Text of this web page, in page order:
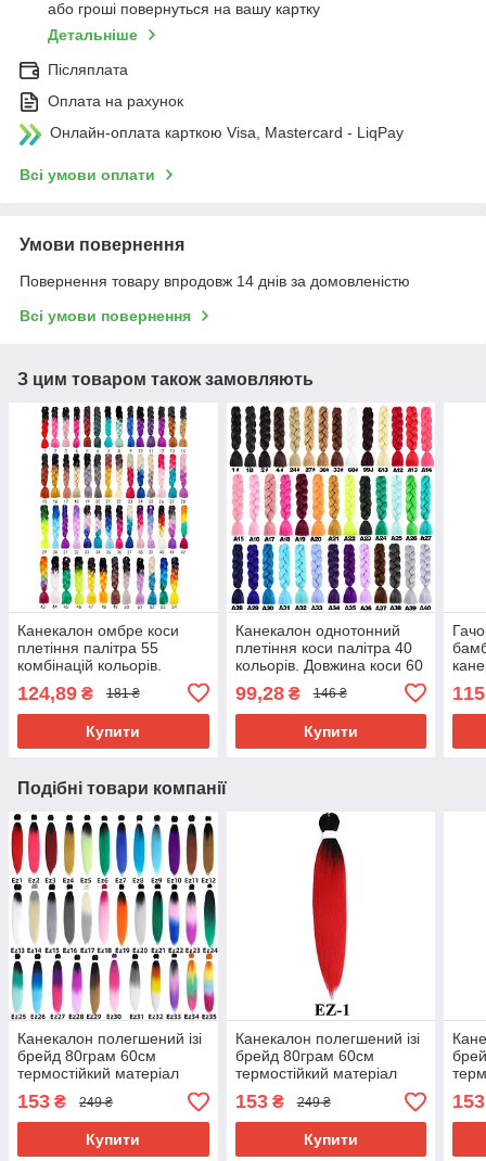
або гроші повернуться на вашу картку
Детальніше
Післяплата
Оплата на рахунок
Онлайн-оплата карткою Visa, Mastercard - LiqPay
Всі умови оплати
Умови повернення
Повернення товару впродовж 14 днів за домовленістю
Всі умови повернення
З цим товаром також замовляють
Канекалон омбре коси
плетіння палітра 55
комбінацій кольорів.
Термостійкий
124,89 ₴ 181 ₴
Купити
Канекалон однотонний
плетіння коси палітра 40
кольорів. Довжина коси 60
99,28₴ 146 ₴
Купити
115
Подібні товари компанії
Канекалон полегшений ізі
брейд 80грам 60см
термостійкий матеріал
180°C EZ хвіст омбре
Easy Braid
153 ₴ 249 ₴
Купити
Канекалон полегшений ізі
брейд 80грам 60см
термостійкий матеріал
180°C EZ-1 хвіст омбре
Easy Braid
153₴ 249 ₴
Купити
153